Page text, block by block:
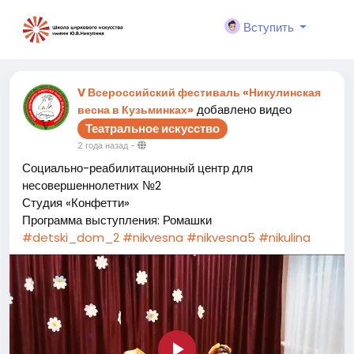
Вступить
V Всероссийский фестиваль «Никулинская
весна в Кузьминках» добавлено видео
Театральное искусство
2 года назад-
Социально-реабилитационный центр для
несовершеннолетних №2
Студия «Конфетти»
Программа выступления: Ромашки
#detski_dom_2 #nikvesna #nikvesna5 #nikulina